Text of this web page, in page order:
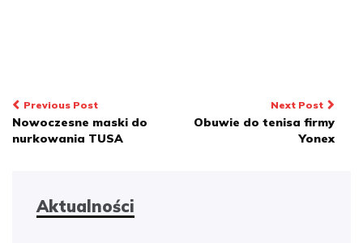
Nawigacja
wpisu
Previous Post
Nowoczesne maski do
nurkowania TUSA
Next Post
Obuwie do tenisa firmy
Yonex
Aktualności